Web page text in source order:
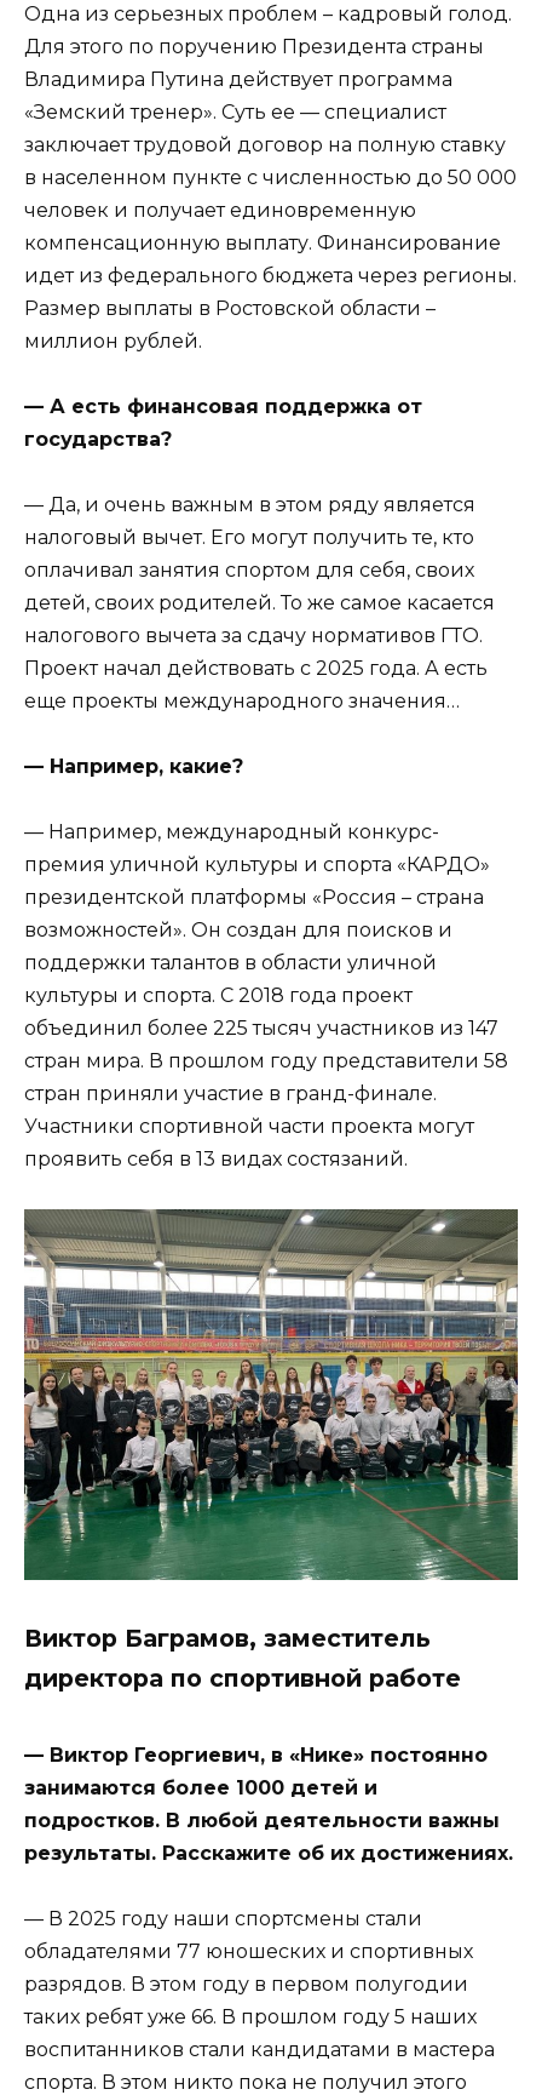
Одна из серьезных проблем – кадровый голод.
Для этого по поручению Президента страны
Владимира Путина действует программа
«Земский тренер». Суть ее — специалист
заключает трудовой договор на полную ставку
в населенном пункте с численностью до 50 000
человек и получает единовременную
компенсационную выплату. Финансирование
идет из федерального бюджета через регионы.
Размер выплаты в Ростовской области –
миллион рублей.
— А есть финансовая поддержка от
государства?
— Да, и очень важным в этом ряду является
налоговый вычет. Его могут получить те, кто
оплачивал занятия спортом для себя, своих
детей, своих родителей. То же самое касается
налогового вычета за сдачу нормативов ГТО.
Проект начал действовать с 2025 года. А есть
еще проекты международного значения…
— Например, какие?
— Например, международный конкурс-
премия уличной культуры и спорта «КАРДО»
президентской платформы «Россия – страна
возможностей». Он создан для поисков и
поддержки талантов в области уличной
культуры и спорта. С 2018 года проект
объединил более 225 тысяч участников из 147
стран мира. В прошлом году представители 58
стран приняли участие в гранд-финале.
Участники спортивной части проекта могут
проявить себя в 13 видах состязаний.
Виктор Баграмов, заместитель
директора по спортивной работе
— Виктор Георгиевич, в «Нике» постоянно
занимаются более 1000 детей и
подростков. В любой деятельности важны
результаты. Расскажите об их достижениях.
— В 2025 году наши спортсмены стали
обладателями 77 юношеских и спортивных
разрядов. В этом году в первом полугодии
таких ребят уже 66. В прошлом году 5 наших
воспитанников стали кандидатами в мастера
спорта. В этом никто пока не получил этого